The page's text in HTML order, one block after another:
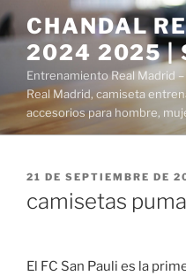
Saltar
al
contenido
CHANDAL
2024 2025 |
Entrenamiento Real Madrid
Real Madrid, camiseta
accesorios para hombre,
PUBLICADO
21 DE SEPTIEMBRE DE
camisetas
El FC San Pauli es la